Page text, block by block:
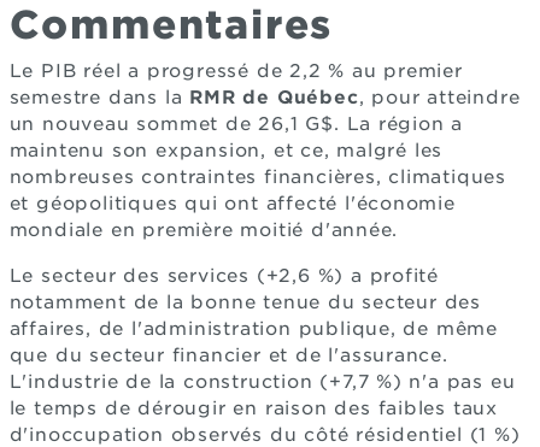
Commentaires
Le PIB réel a progressé de 2,2 % au premier
semestre dans la RMR de Québec, pour atteindre
un nouveau sommet de 26,1 G$. La région a
maintenu son expansion, et ce, malgré les
nombreuses contraintes financières, climatiques
et géopolitiques qui ont affecté l'économie
mondiale en première moitié d'année.
Le secteur des services (+2,6 %) a profité
notamment de la bonne tenue du secteur des
affaires, de l'administration publique, de même
que du secteur financier et de l'assurance.
L'industrie de la construction (+7,7 %) n'a pas eu
le temps de dérougir en raison des faibles taux
d'inoccupation observés du côté résidentiel (1 %)